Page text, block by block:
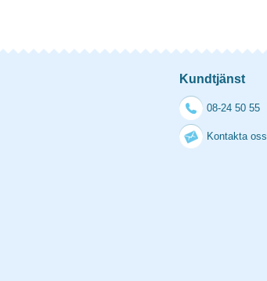
Kundtjänst
08-24 50 55
Kontakta oss